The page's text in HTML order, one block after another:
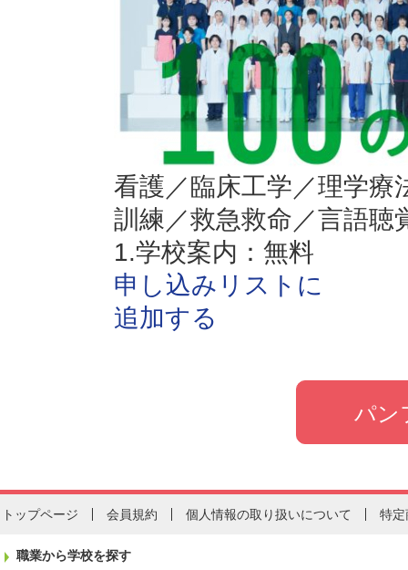
看護／臨床工学／理学療
訓練／救急救命／言語
1.学校案内：無料
申し込みリストに
追加する
トップページ 会員規約 個人情報の取り扱いについて 特定
職業から学校を探す